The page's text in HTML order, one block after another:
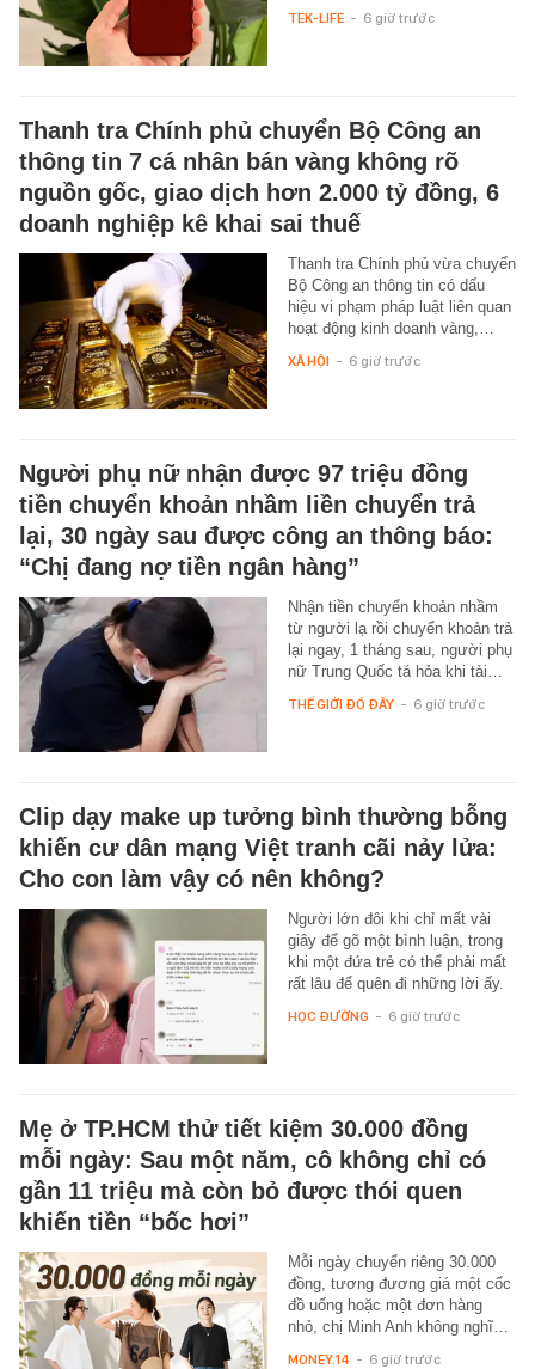
TEK-LIFE - 6 giờ trước
Thanh tra Chính phủ chuyển Bộ Công an
thông tin 7 cá nhân bán vàng không rõ
nguồn gốc, giao dịch hơn 2.000 tỷ đồng, 6
doanh nghiệp kê khai sai thuế
Thanh tra Chính phủ vừa chuyển
Bộ Công an thông tin có dấu
hiệu vi phạm pháp luật liên quan
hoạt động kinh doanh vàng,…
XÃ HỘI - 6 giờ trước
Người phụ nữ nhận được 97 triệu đồng
tiền chuyển khoản nhầm liền chuyển trả
lại, 30 ngày sau được công an thông báo:
“Chị đang nợ tiền ngân hàng”
Nhận tiền chuyển khoản nhầm
từ người lạ rồi chuyển khoản trả
lại ngay, 1 tháng sau, người phụ
nữ Trung Quốc tá hỏa khi tài…
THẾ GIỚI ĐÓ ĐÂY - 6 giờ trước
Clip dạy make up tưởng bình thường bỗng
khiến cư dân mạng Việt tranh cãi nảy lửa:
Cho con làm vậy có nên không?
Người lớn đôi khi chỉ mất vài
giây để gõ một bình luận, trong
khi một đứa trẻ có thể phải mất
rất lâu để quên đi những lời ấy.
HỌC ĐƯỜNG - 6 giờ trước
Mẹ ở TP.HCM thử tiết kiệm 30.000 đồng
mỗi ngày: Sau một năm, cô không chỉ có
gần 11 triệu mà còn bỏ được thói quen
khiến tiền “bốc hơi”
Mỗi ngày chuyển riêng 30.000
đồng, tương đương giá một cốc
đồ uống hoặc một đơn hàng
nhỏ, chị Minh Anh không nghĩ…
MONEY.14 - 6 giờ trước